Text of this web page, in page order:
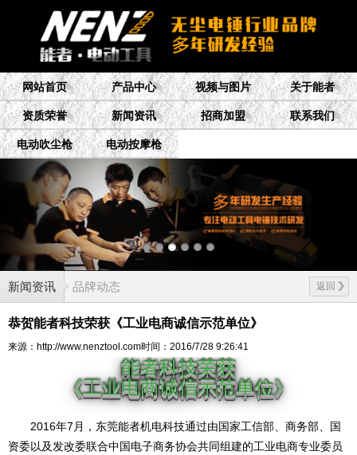
网站首页 产品中心 视频与图片 关于能者
资质荣誉 新闻资讯 招商加盟 联系我们
电动吹尘枪 电动按摩枪
新闻资讯 返回
品牌动态
恭贺能者科技荣获《工业电商诚信示范单位》
来源：http://www.nenztool.com时间：2016/7/28 9:26:41
能者科技荣获
《工业电商诚信示范单位》
2016年7月，东莞能者机电科技通过由国家工信部、商务部、国
资委以及发改委联合中国电子商务协会共同组建的工业电商专业委员